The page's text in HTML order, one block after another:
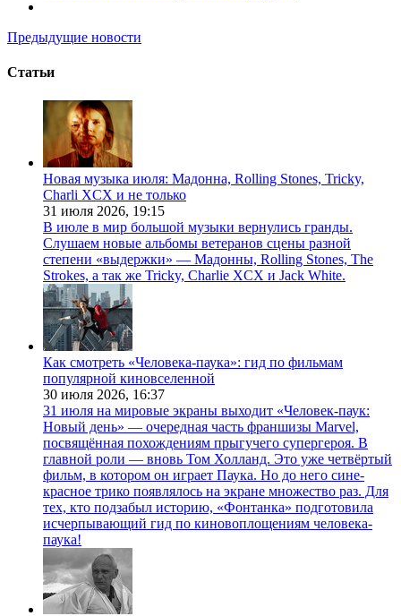
Предыдущие новости
Статьи
Новая музыка июля: Мадонна, Rolling Stones, Tricky,
Charli XCX и не только
31 июля 2026, 19:15
В июле в мир большой музыки вернулись гранды.
Слушаем новые альбомы ветеранов сцены разной
степени «выдержки» — Мадонны, Rolling Stones, The
Strokes, а так же Tricky, Charlie XCX и Jack White.
Как смотреть «Человека-паука»: гид по фильмам
популярной киновселенной
30 июля 2026, 16:37
31 июля на мировые экраны выходит «Человек-паук:
Новый день» — очередная часть франшизы Marvel,
посвящённая похождениям прыгучего супергероя. В
главной роли — вновь Том Холланд. Это уже четвёртый
фильм, в котором он играет Паука. Но до него сине-
красное трико появлялось на экране множество раз. Для
тех, кто подзабыл историю, «Фонтанка» подготовила
исчерпывающий гид по киновоплощениям человека-
паука!